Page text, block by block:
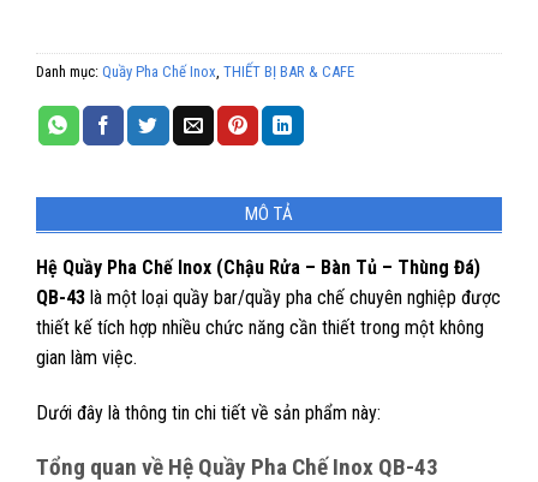
Danh mục: Quầy Pha Chế Inox THIẾT BỊ BAR & CAFE
MÔ TẢ
Hệ Quầy Pha Chế Inox (Chậu Rửa – Bàn Tủ – Thùng Đá)
QB-43 là một loại quầy bar/quầy pha chế chuyên nghiệp được
thiết kế tích hợp nhiều chức năng cần thiết trong một không
gian làm việc.
Dưới đây là thông tin chi tiết về sản phẩm này:
Tổng quan về Hệ Quầy Pha Chế Inox QB-43